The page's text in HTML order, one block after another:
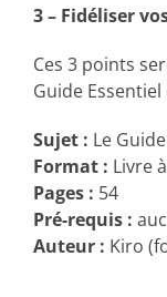
3 – Fidéliser
Ces 3 points
Guide
Sujet : Le
Format : Livre
Pages : 54
Pré-requis :
Auteur : Kiro